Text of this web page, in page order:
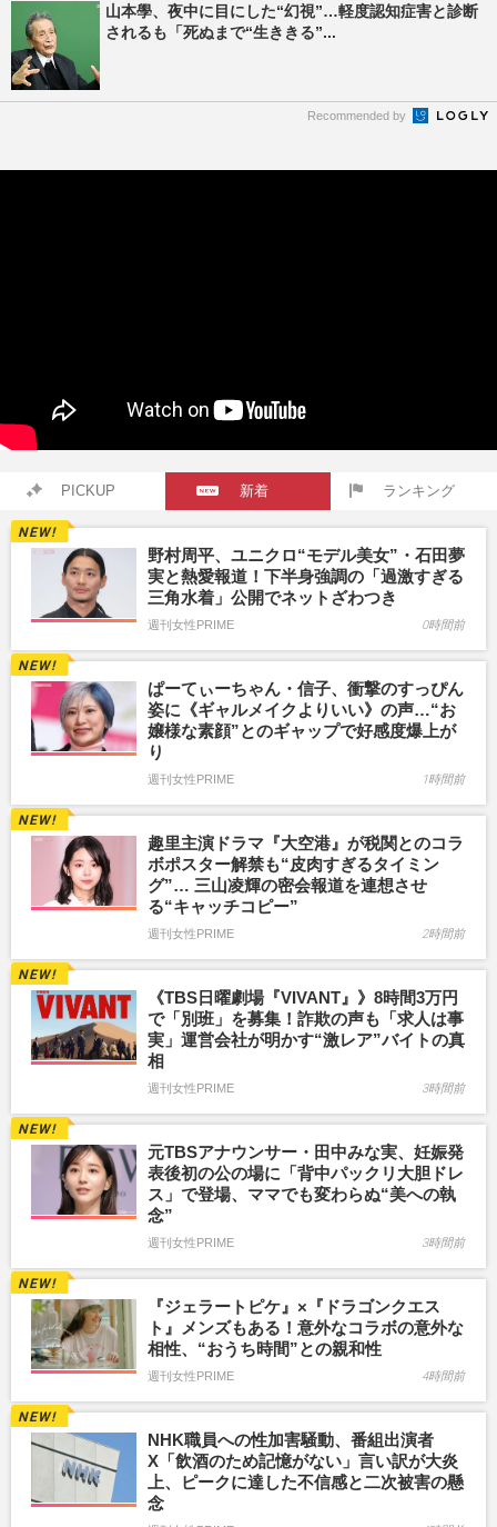
山本學、夜中に目にした“幻視”…軽度認知症害と診断
されるも「死ぬまで“生ききる”...
Recommended by
PICKUP 新着 ランキング
野村周平、ユニクロ“モデル美女”・石田夢
実と熱愛報道！下半身強調の「過激すぎる
三角水着」公開でネットざわつき
週刊女性PRIME 0時間前
ぱーてぃーちゃん・信子、衝撃のすっぴん
姿に《ギャルメイクよりいい》の声…“お
嬢様な素顔”とのギャップで好感度爆上が
り
週刊女性PRIME 1時間前
趣里主演ドラマ『大空港』が税関とのコラ
ボポスター解禁も“皮肉すぎるタイミン
グ”… 三山凌輝の密会報道を連想させ
る“キャッチコピー”
週刊女性PRIME 2時間前
《TBS日曜劇場『VIVANT』》8時間3万円
で「別班」を募集！詐欺の声も「求人は事
実」運営会社が明かす“激レア”バイトの真
相
週刊女性PRIME 3時間前
元TBSアナウンサー・田中みな実、妊娠発
表後初の公の場に「背中パックリ大胆ドレ
ス」で登場、ママでも変わらぬ“美への執
念”
週刊女性PRIME 3時間前
『ジェラートピケ』×『ドラゴンクエス
ト』メンズもある！意外なコラボの意外な
相性、“おうち時間”との親和性
週刊女性PRIME 4時間前
NHK職員への性加害騒動、番組出演者
X「飲酒のため記憶がない」言い訳が大炎
上、ピークに達した不信感と二次被害の懸
念